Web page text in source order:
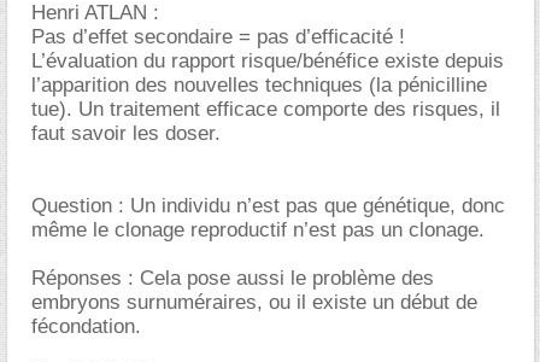
Henri ATLAN :
Pas d’effet secondaire = pas d’efficacité !
L’évaluation du rapport risque/bénéfice existe depuis
l’apparition des nouvelles techniques (la pénicilline
tue). Un traitement efficace comporte des risques, il
faut savoir les doser.
Question : Un individu n’est pas que génétique, donc
même le clonage reproductif n’est pas un clonage.
Réponses : Cela pose aussi le problème des
embryons surnuméraires, ou il existe un début de
fécondation.